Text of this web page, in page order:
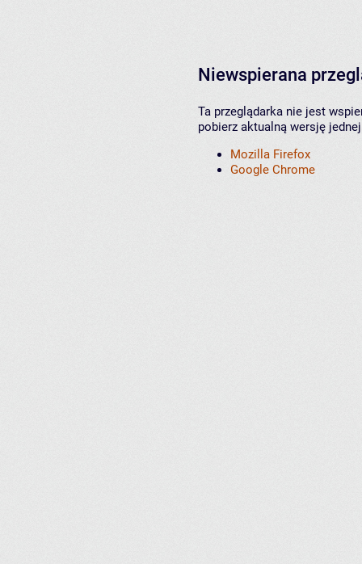
Niewspierana
Ta przeglądarka nie jest
pobierz aktualną wersję
Mozilla Firefox
Google Chrome